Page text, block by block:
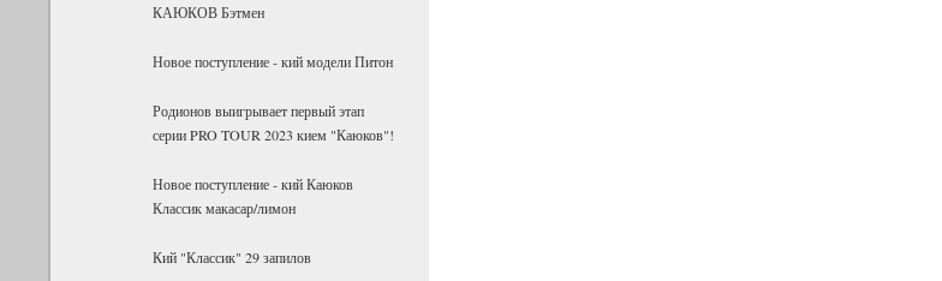
КАЮКОВ Бэтмен
Новое поступление - кий модели Питон
Родионов выигрывает первый этап
серии PRO TOUR 2023 кием "Каюков"!
Новое поступление - кий Каюков
Классик макасар/лимон
Кий "Классик" 29 запилов